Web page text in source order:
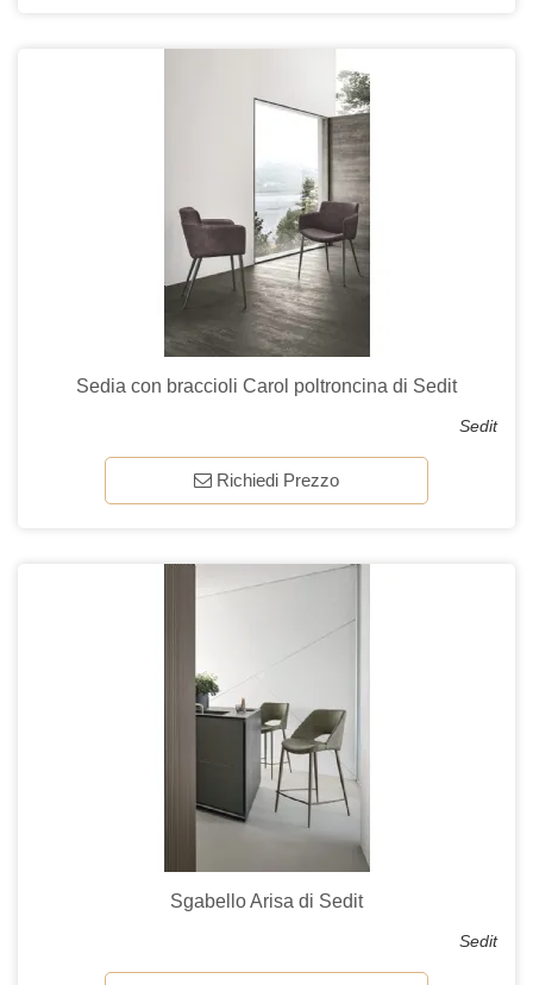
Sedia con braccioli Carol poltroncina di Sedit
Sedit
Richiedi Prezzo
Sgabello Arisa di Sedit
Sedit